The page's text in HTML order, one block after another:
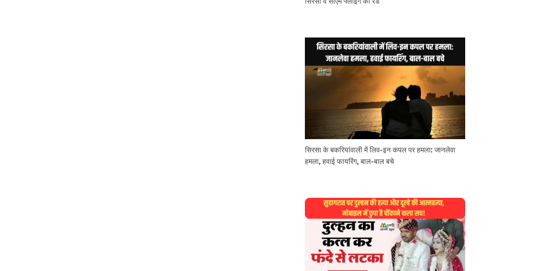
सिरसा के बकरियांवाली में लिव-इन कपल पर हमला: जानलेवा
हमला, हवाई फायरिंग, बाल-बाल बचे